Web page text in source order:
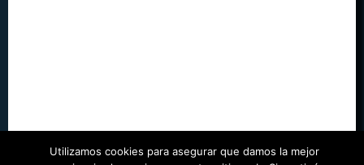
Utilizamos cookies para asegurar que damos la mejor